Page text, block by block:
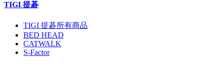
TIGI 提碁
TIGI 提碁所有商品
BED HEAD
CATWALK
S-Factor